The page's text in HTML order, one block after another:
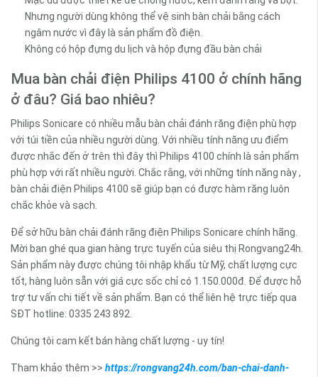
Nhưng người dùng không thể vệ sinh bàn chải bằng cách
ngâm nước vì đây là sản phẩm đồ điện.
Không có hộp đựng du lịch và hộp đựng đầu bàn chải
Mua bàn chải điện Philips 4100 ở chính hãng
ở đâu? Giá bao nhiêu?
Philips Sonicare có nhiều mẫu bàn chải đánh răng điện phù hợp
với túi tiền của nhiều người dùng. Với nhiều tính năng ưu điểm
được nhắc đến ở trên thì đây thì Philips 4100 chính là sản phẩm
phù hợp với rất nhiều người. Chắc rằng, với những tính năng này ,
bàn chải điện Philips 4100 sẽ giúp bạn có được hàm răng luôn
chắc khỏe và sạch.
Để sở hữu bàn chải đánh răng điện Philips Sonicare chính hãng.
Mời bạn ghé qua gian hàng trực tuyến của siêu thị Rongvang24h.
Sản phẩm này được chúng tôi nhập khẩu từ Mỹ, chất lượng cực
tốt, hàng luôn sẵn với giá cực sốc chỉ có 1.150.000đ. Để được hỗ
trợ tư vấn chi tiết về sản phẩm. Bạn có thể liên hệ trực tiếp qua
SĐT hotline: 0335 243 892.
Chúng tôi cam kết bán hàng chất lượng - uy tín!
Tham khảo thêm >> https://rongvang24h.com/ban-chai-danh-